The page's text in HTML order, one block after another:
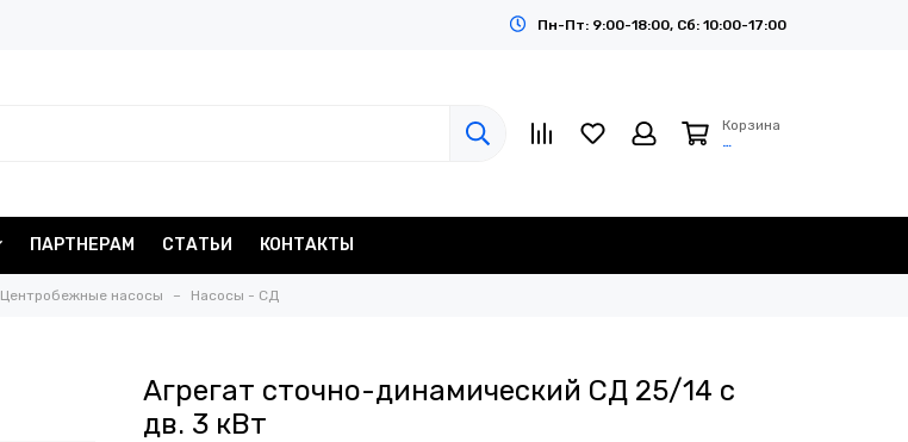
Пн-Пт: 9:00-18:00, Сб: 10:00-17:00
Корзина
…
ПАРТНЕРАМ СТАТЬИ КОНТАКТЫ
Центробежные насосы Насосы - СД
Агрегат сточно-динамический СД 25/14 с
дв. 3 кВт